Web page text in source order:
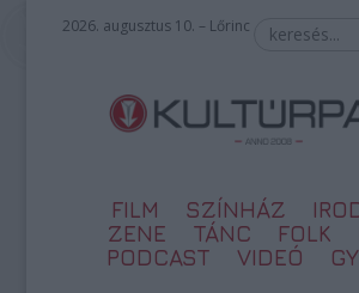
2026. augusztus 10. – Lőrinc
FILM SZÍNHÁZ
ZENE
TÁNC FOLK
PODCAST
VIDEÓ